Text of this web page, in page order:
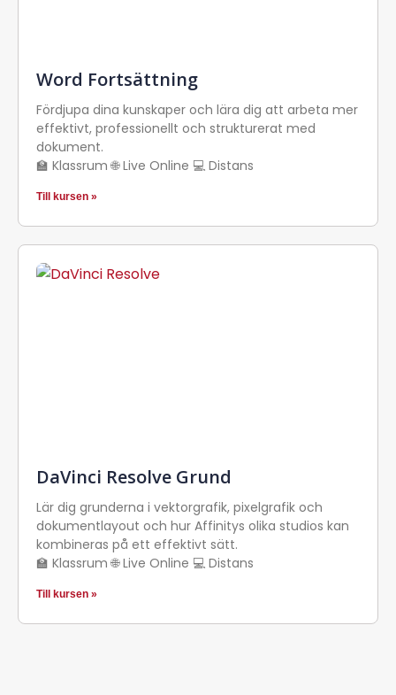
Word Fortsättning
Fördjupa dina kunskaper och lära dig att arbeta mer
effektivt, professionellt och strukturerat med
dokument.
🏫 Klassrum 🌐 Live Online 💻 Distans
Till kursen »
DaVinci Resolve Grund
Lär dig grunderna i vektorgrafik, pixelgrafik och
dokumentlayout och hur Affinitys olika studios kan
kombineras på ett effektivt sätt.
🏫 Klassrum 🌐 Live Online 💻 Distans
Till kursen »